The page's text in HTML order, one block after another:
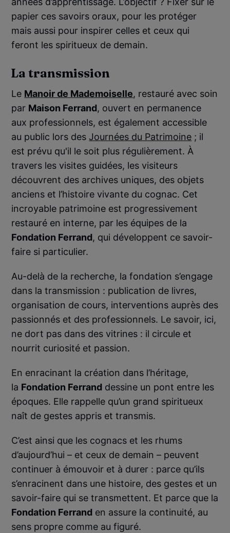
papier ces savoirs oraux, pour les protéger
mais aussi pour inspirer celles et ceux qui
feront les spiritueux de demain.
La transmission
Le Manoir de Mademoiselle, restauré avec soin
par Maison Ferrand, ouvert en permanence
aux professionnels, est également accessible
au public lors des Journées du Patrimoine ; il
est prévu qu'il le soit plus régulièrement. À
travers les visites guidées, les visiteurs
découvrent des archives uniques, des objets
anciens et l’histoire vivante du cognac. Cet
incroyable patrimoine est progressivement
restauré en interne, par les équipes de la
Fondation Ferrand, qui développent ce savoir-
faire si particulier.
Au-delà de la recherche, la fondation s’engage
dans la transmission : publication de livres,
organisation de cours, interventions auprès des
passionnés et des professionnels. Le savoir, ici,
ne dort pas dans des vitrines : il circule et
nourrit curiosité et passion.
En enracinant la création dans l’héritage,
la Fondation Ferrand dessine un pont entre les
époques. Elle rappelle qu’un grand spiritueux
naît de gestes appris et transmis.
C’est ainsi que les cognacs et les rhums
d’aujourd’hui – et ceux de demain – peuvent
continuer à émouvoir et à durer : parce qu’ils
s’enracinent dans une histoire, des gestes et un
savoir-faire qui se transmettent. Et parce que la
Fondation Ferrand en assure la continuité, au
sens propre comme au figuré.